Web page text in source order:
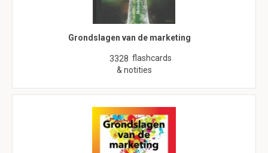
Grondslagen van de marketing
3328 flashcards
& notities